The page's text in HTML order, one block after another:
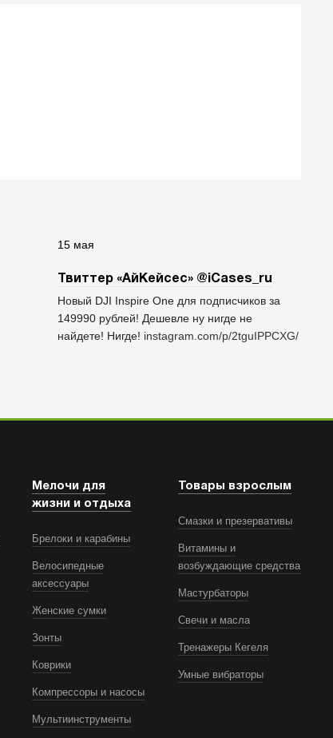
15 мая
Твиттер «АйКейсес» ‏@iCases_ru
Новый DJI Inspire One для подписчиков за
149990 рублей! Дешевле ну нигде не
найдете! Нигде! instagram.com/p/2tguIPPCXG/
Мелочи для
жизни и отдыха
Брелоки и карабины
Велосипедные
аксессуары
Женские сумки
Зонты
Коврики
Компрессоры и насосы
Мультиинструменты
Товары взрослым
Смазки и презервативы
Витамины и
возбуждающие средства
Мастурбаторы
Свечи и масла
Тренажеры Кегеля
Умные вибраторы